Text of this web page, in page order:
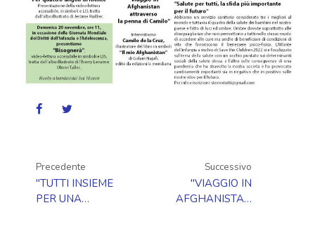
Precedente
"TUTTI INSIEME
PER UNA
Successivo
"VIAGGIO IN
AFGHANISTAN